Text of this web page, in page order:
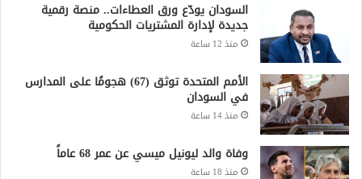
السودان يودّع ورق العطاءات.. منصة رقمية
جديدة لإدارة المشتريات الحكومية
منذ 12 ساعة
الأمم المتحدة توثق (67) هجومًا على المدارس
في السودان
منذ 14 ساعة
وفاة والد ليونيل ميسي عن عمر 68 عاماً
منذ 18 ساعة